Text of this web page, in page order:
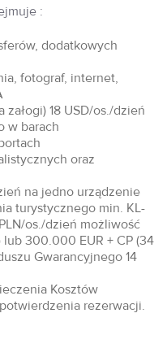
:
dodatkowych
fotograf, internet,
18 USD/os./dzień
w barach
oraz
na jedno urządzenie
turystycznego min. KL-
os./dzień możliwość
lub 300.000 EUR + CP (34
Gwarancyjnego 14
Kosztów
rezerwacji.